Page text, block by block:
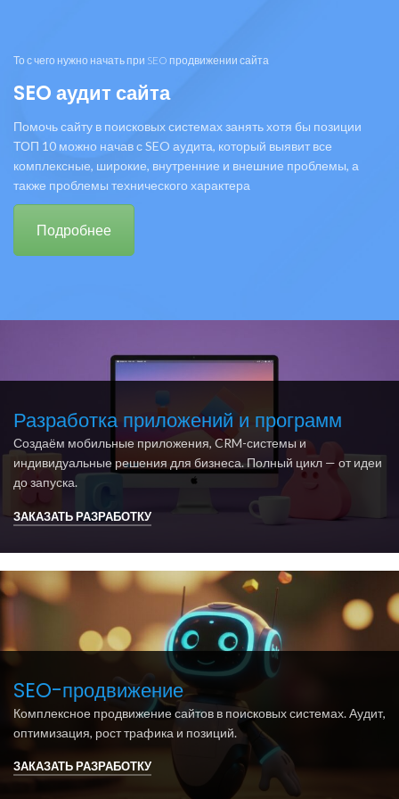
То с чего нужно начать при SEO продвижении сайта
SEO аудит сайта
Помочь сайту в поисковых системах занять хотя бы позиции
ТОП 10 можно начав с SEO аудита, который выявит все
комплексные, широкие, внутренние и внешние проблемы, а
также проблемы технического характера
Подробнее
Разработка приложений и программ
Создаём мобильные приложения, CRM-системы и
индивидуальные решения для бизнеса. Полный цикл — от идеи
до запуска.
ЗАКАЗАТЬ РАЗРАБОТКУ
SEO-продвижение
Комплексное продвижение сайтов в поисковых системах. Аудит,
оптимизация, рост трафика и позиций.
ЗАКАЗАТЬ РАЗРАБОТКУ